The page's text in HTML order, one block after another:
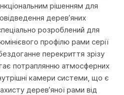
рішенням для
дерев’яних
розроблений для
профілю рами серії
перекриття зрізу
потраплянню атмосферних
камери системи, що є
дерев’яної рами від